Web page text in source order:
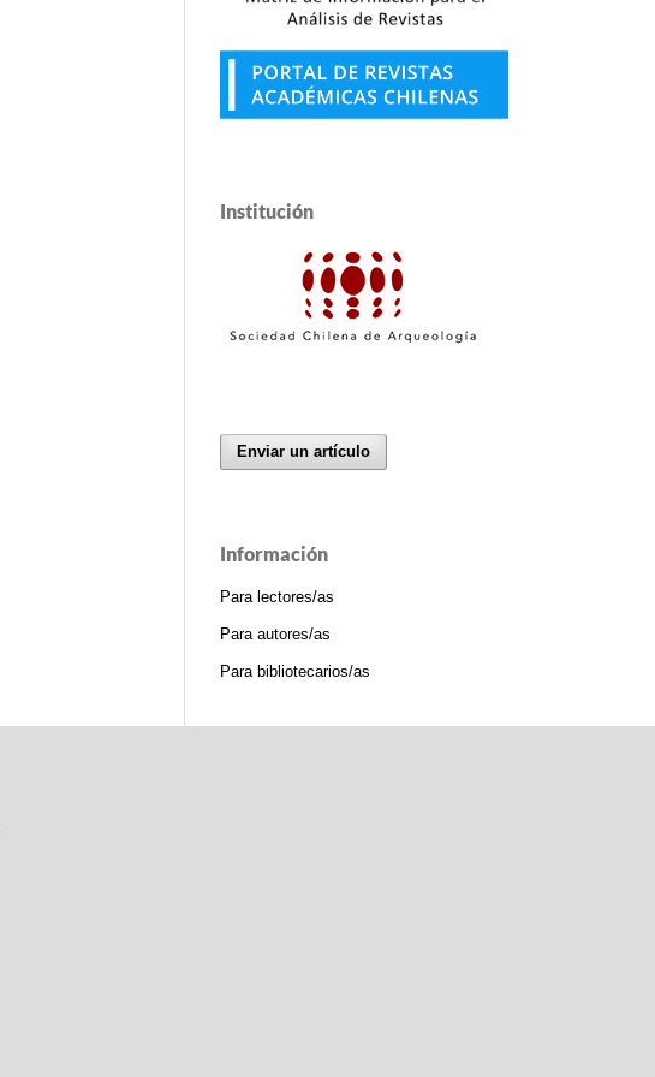
Institución
Enviar un artículo
Información
Para lectores/as
Para autores/as
Para bibliotecarios/as